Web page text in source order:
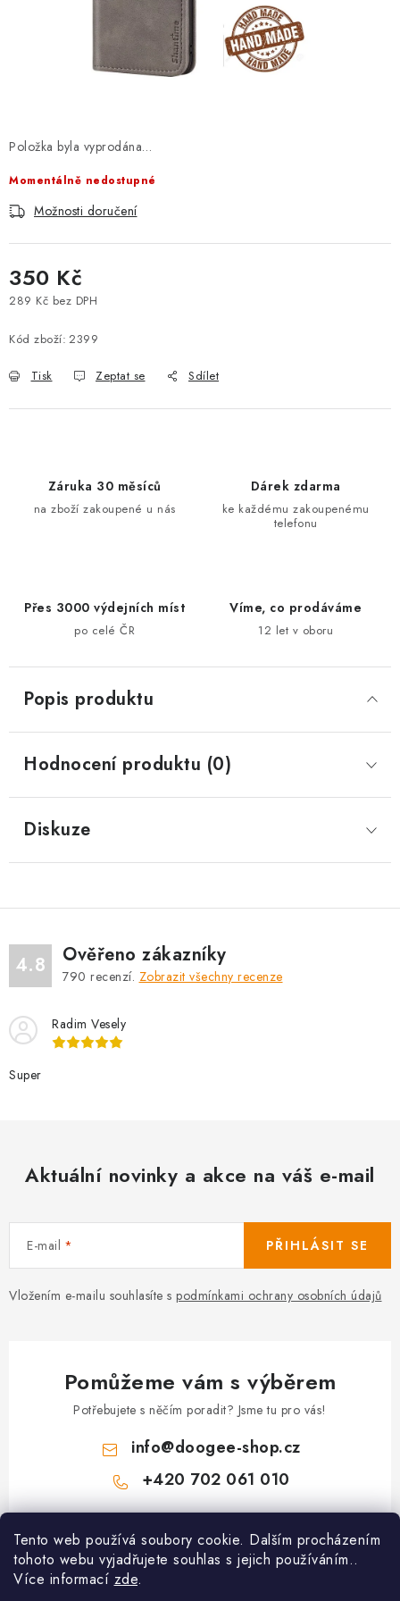
Tento web používá soubory cookie. Dalším procházením
tohoto webu vyjadřujete souhlas s jejich používáním..
Více informací zde.
Položka byla vyprodána…
Momentálně nedostupné
Možnosti doručení
350 Kč
289 Kč bez DPH
Kód zboží: 2399
Tisk Zeptat se Sdílet
Záruka 30 měsíců
na zboží zakoupené u nás
Dárek zdarma
ke každému zakoupenému
telefonu
Přes 3000 výdejních míst
po celé ČR
Víme, co prodáváme
12 let v oboru
Popis produktu
Hodnocení produktu (0)
Diskuze
4.8 Ověřeno zákazníky
790 recenzí. Zobrazit všechny recenze
Radim Vesely
Super
Aktuální novinky a akce na váš e-mail
E-mail
Vložením e-mailu souhlasíte s podmínkami ochrany osobních údajů
PŘIHLÁSIT SE
Pomůžeme vám s výběrem
Potřebujete s něčím poradit? Jsme tu pro vás!
info@doogee-shop.cz
+420 702 061 010
Z
Zákaznický servis